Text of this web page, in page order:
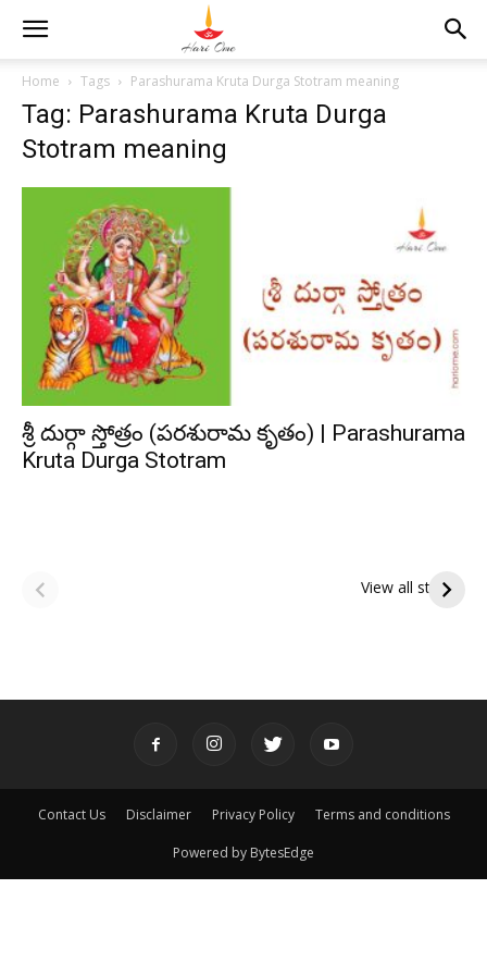
Home Tags Parashurama Kruta Durga Stotram meaning
Tag: Parashurama Kruta Durga
Stotram meaning
శ్రీ దుర్గా స్తోత్రం (పరశురామ కృతం) | Parashurama
Kruta Durga Stotram
View all stories
పితృదేవతల ఆశీర్వాదం
ఇంద్రకీలాద్రి గిరి ప్రదక్షిణ
Contact Us Disclaimer Privacy Policy Terms and conditions
Powered by BytesEdge